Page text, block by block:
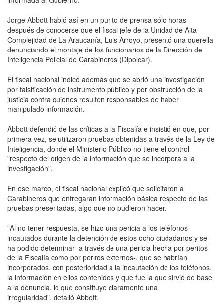
Jorge Abbott habló así en un punto de prensa sólo horas
después de conocerse que el fiscal jefe de la Unidad de Alta
Complejidad de La Araucanía, Luis Arroyo, presentó una querella
denunciando el montaje de los funcionarios de la Dirección de
Inteligencia Policial de Carabineros (Dipolcar).
El fiscal nacional indicó además que se abrió una investigación
por falsificación de instrumento público y por obstrucción de la
justicia contra quienes resulten responsables de haber
manipulado información.
Abbott defendió de las críticas a la Fiscalía e insistió en que, por
primera vez, se utilizaron pruebas obtenidas a través de la Ley de
Inteligencia, donde el Ministerio Público no tiene el control
"respecto del origen de la información que se incorpora a la
investigación".
En ese marco, el fiscal nacional explicó que solicitaron a
Carabineros que entregaran información básica respecto de las
pruebas presentadas, algo que no pudieron hacer.
"Al no tener respuesta, se hizo una pericia a los teléfonos
incautados durante la detención de estos ocho ciudadanos y se
ha podido determinar- a través de una pericia hecha por peritos
de la Fiscalía como por peritos externos-, que se habrían
incorporados, con posterioridad a la incautación de los teléfonos,
la información en ellos contenidos y que fue la que sirvió de base
a la denuncia, lo que constituye claramente una
irregularidad", detalló Abbott.